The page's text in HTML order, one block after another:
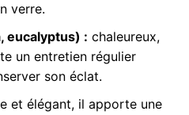
verre.
eucalyptus) : chaleureux,
un entretien régulier
son éclat.
et élégant, il apporte une